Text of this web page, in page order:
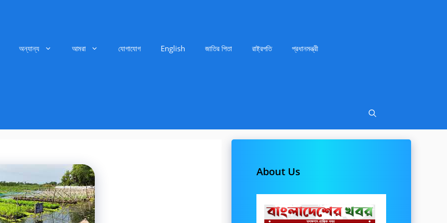
অন্যান্য আমরা যোগাযোগ English জাতির পিতা রাষ্ট্রপতি প্রধানমন্ত্রী
About Us